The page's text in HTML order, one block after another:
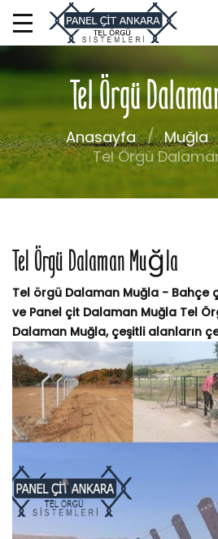
Tel Örgü
Anasayfa Muğla
Tel Örgü
Tel Örgü Dalaman Muğla
Tel örgü Dalaman Muğla - Bahçe
ve Panel çit Dalaman Muğla Tel
Dalaman Muğla, çeşitli alanların